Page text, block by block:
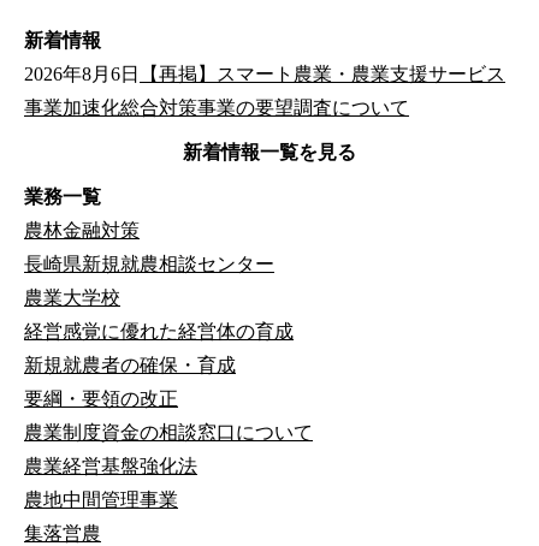
新着情報
2026年8月6日
【再掲】スマート農業・農業支援サービス
事業加速化総合対策事業の要望調査について
新着情報一覧を見る
業務一覧
農林金融対策
長崎県新規就農相談センター
農業大学校
経営感覚に優れた経営体の育成
新規就農者の確保・育成
要綱・要領の改正
農業制度資金の相談窓口について
農業経営基盤強化法
農地中間管理事業
集落営農